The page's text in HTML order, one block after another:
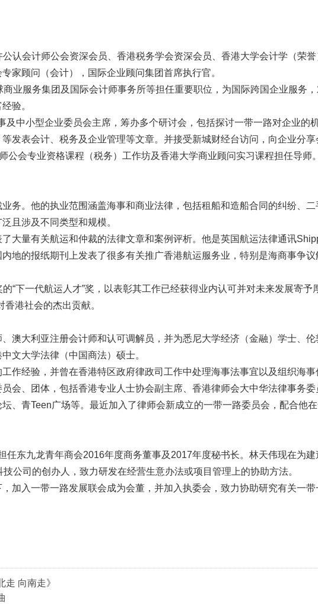
认会计师公会资深会员、香港税务学会资深会员、香港大学会计学（荣
家顾问（会计），国际企业顾问集团首席执行官。
业服务集团及国际会计师事务所等担任重要职位，为国际跨国企业服务
验。
中小型企业委员会主席，筹办多个研讨会，包括探讨一带一路对企业的
发表会计、税务及企业管理等文章。并接受新城财经台访问，向企业分
公会专业资格课程（税务）工作坊及香港大学商业顾问实习课程担任导师
务。他的执业范围涵盖海事和商业法律，包括租船和造船合同的纠纷、
且涉及不同类型和规模。
大量有关航运和仲裁的法律文章和案例评析。他是英国航运法律通讯
地的报纸期刊上发表了很多有关推广香港航运服务业，特别是海商事争
“下一代航运人才”奖，以表彰其工作已经获得业内认可并对未来发展寄
港社会的杰出贡献。
澳大利亚注册会计师和认可调解员，并为悉尼大学经济（金融）学士、
文大学法律（中国商法）硕士。
作经验，并曾在香港特区政府律政司工作中处理海事法事宜以及组织海事
会、团体，包括香港专业人士协会副主席、香港律师会大中华法律事务
、青Teen广场等。最近加入了律师会新成立的一带一路委员会，配合他
任东九龙青年商会2016年度商务董事及2017年度秘书长。林天伟现在为
公司的创办人，致力研发在经营生意办法或项目管理上的协助方法。
加入一带一路发展联会成为会董，并加入执委会，致力协助研究有关一
向南走》